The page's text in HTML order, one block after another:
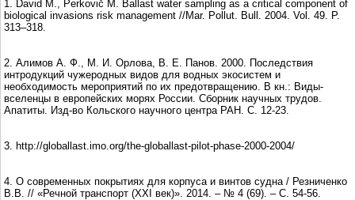
1. David M., Perkovič M. Ballast water sampling as a critical component of
biological invasions risk management //Mar. Pollut. Bull. 2004. Vol. 49. P.
313–318.
2. Алимов А. Ф., М. И. Орлова, В. Е. Панов. 2000. Последствия
интродукций чужеродных видов для водных экосистем и
необходимость мероприятий по их предотвращению. В кн.: Виды-
вселенцы в европейских морях России. Сборник научных трудов.
Апатиты. Изд-во Кольского научного центра РАН. С. 12-23.
3. http://globallast.imo.org/the-globallast-pilot-phase-2000-2004/
4. О современных покрытиях для корпуса и винтов судна / Резниченко
В.В. // «Речной транспорт (XXI век)». 2014. – № 4 (69). – С. 54-56.